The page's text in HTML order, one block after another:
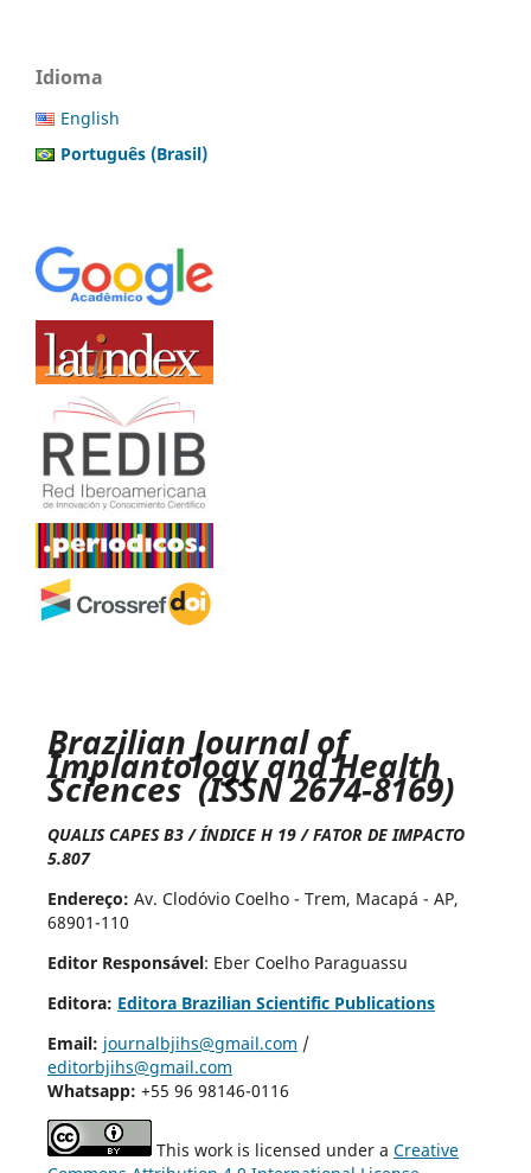
Idioma
English
Português (Brasil)
Brazilian Journal of
Implantology and Health
Sciences (ISSN 2674-8169)
QUALIS CAPES B3 / ÍNDICE H 19 / FATOR DE IMPACTO
5.807
Endereço: Av. Clodóvio Coelho - Trem, Macapá - AP,
68901-110
Editor Responsável: Eber Coelho Paraguassu
Editora: Editora Brazilian Scientific Publications
Email: journalbjihs@gmail.com /
editorbjihs@gmail.com
Whatsapp: +55 96 98146-0116
This work is licensed under a Creative